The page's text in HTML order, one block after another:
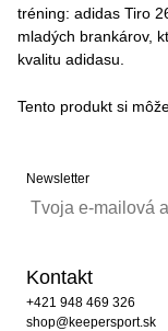
tréning: adidas Tiro
mladých brankárov,
kvalitu adidasu.
Tento produkt si
Newsletter
Kontakt
+421 948 469 326
shop@keepersport.sk